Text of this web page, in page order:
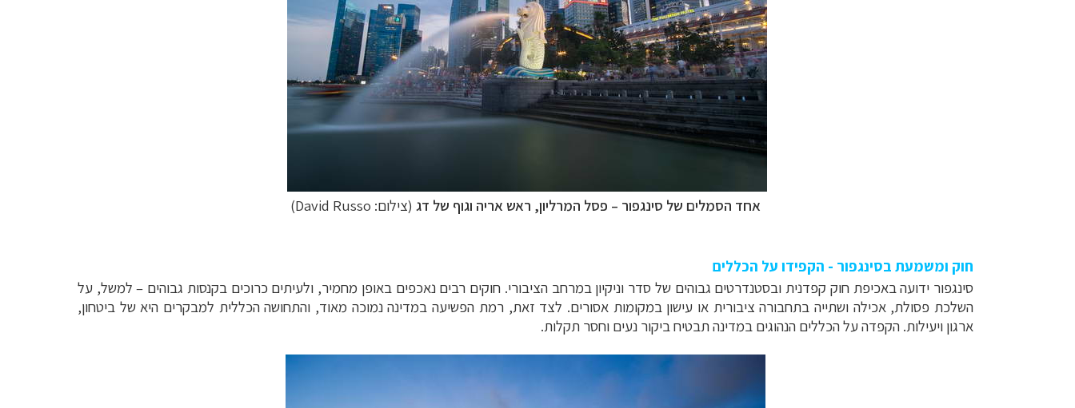
אחד הסמלים של סינגפור – פסל המרליון, ראש אריה וגוף של דג (צילום: David Russo)
חוק ומשמעת בסינגפור - הקפידו על הכללים
סינגפור ידועה באכיפת חוק קפדנית ובסטנדרטים גבוהים של סדר וניקיון במרחב הציבורי. חוקים רבים נאכפים באופן מחמיר, ולעיתים כרוכים בקנסות גבוהים – למשל, על
השלכת פסולת, אכילה ושתייה בתחבורה ציבורית או עישון במקומות אסורים. לצד זאת, רמת הפשיעה במדינה נמוכה מאוד, והתחושה הכללית למבקרים היא של ביטחון,
ארגון ויעילות. הקפדה על הכללים הנהוגים במדינה תבטיח ביקור נעים וחסר תקלות.